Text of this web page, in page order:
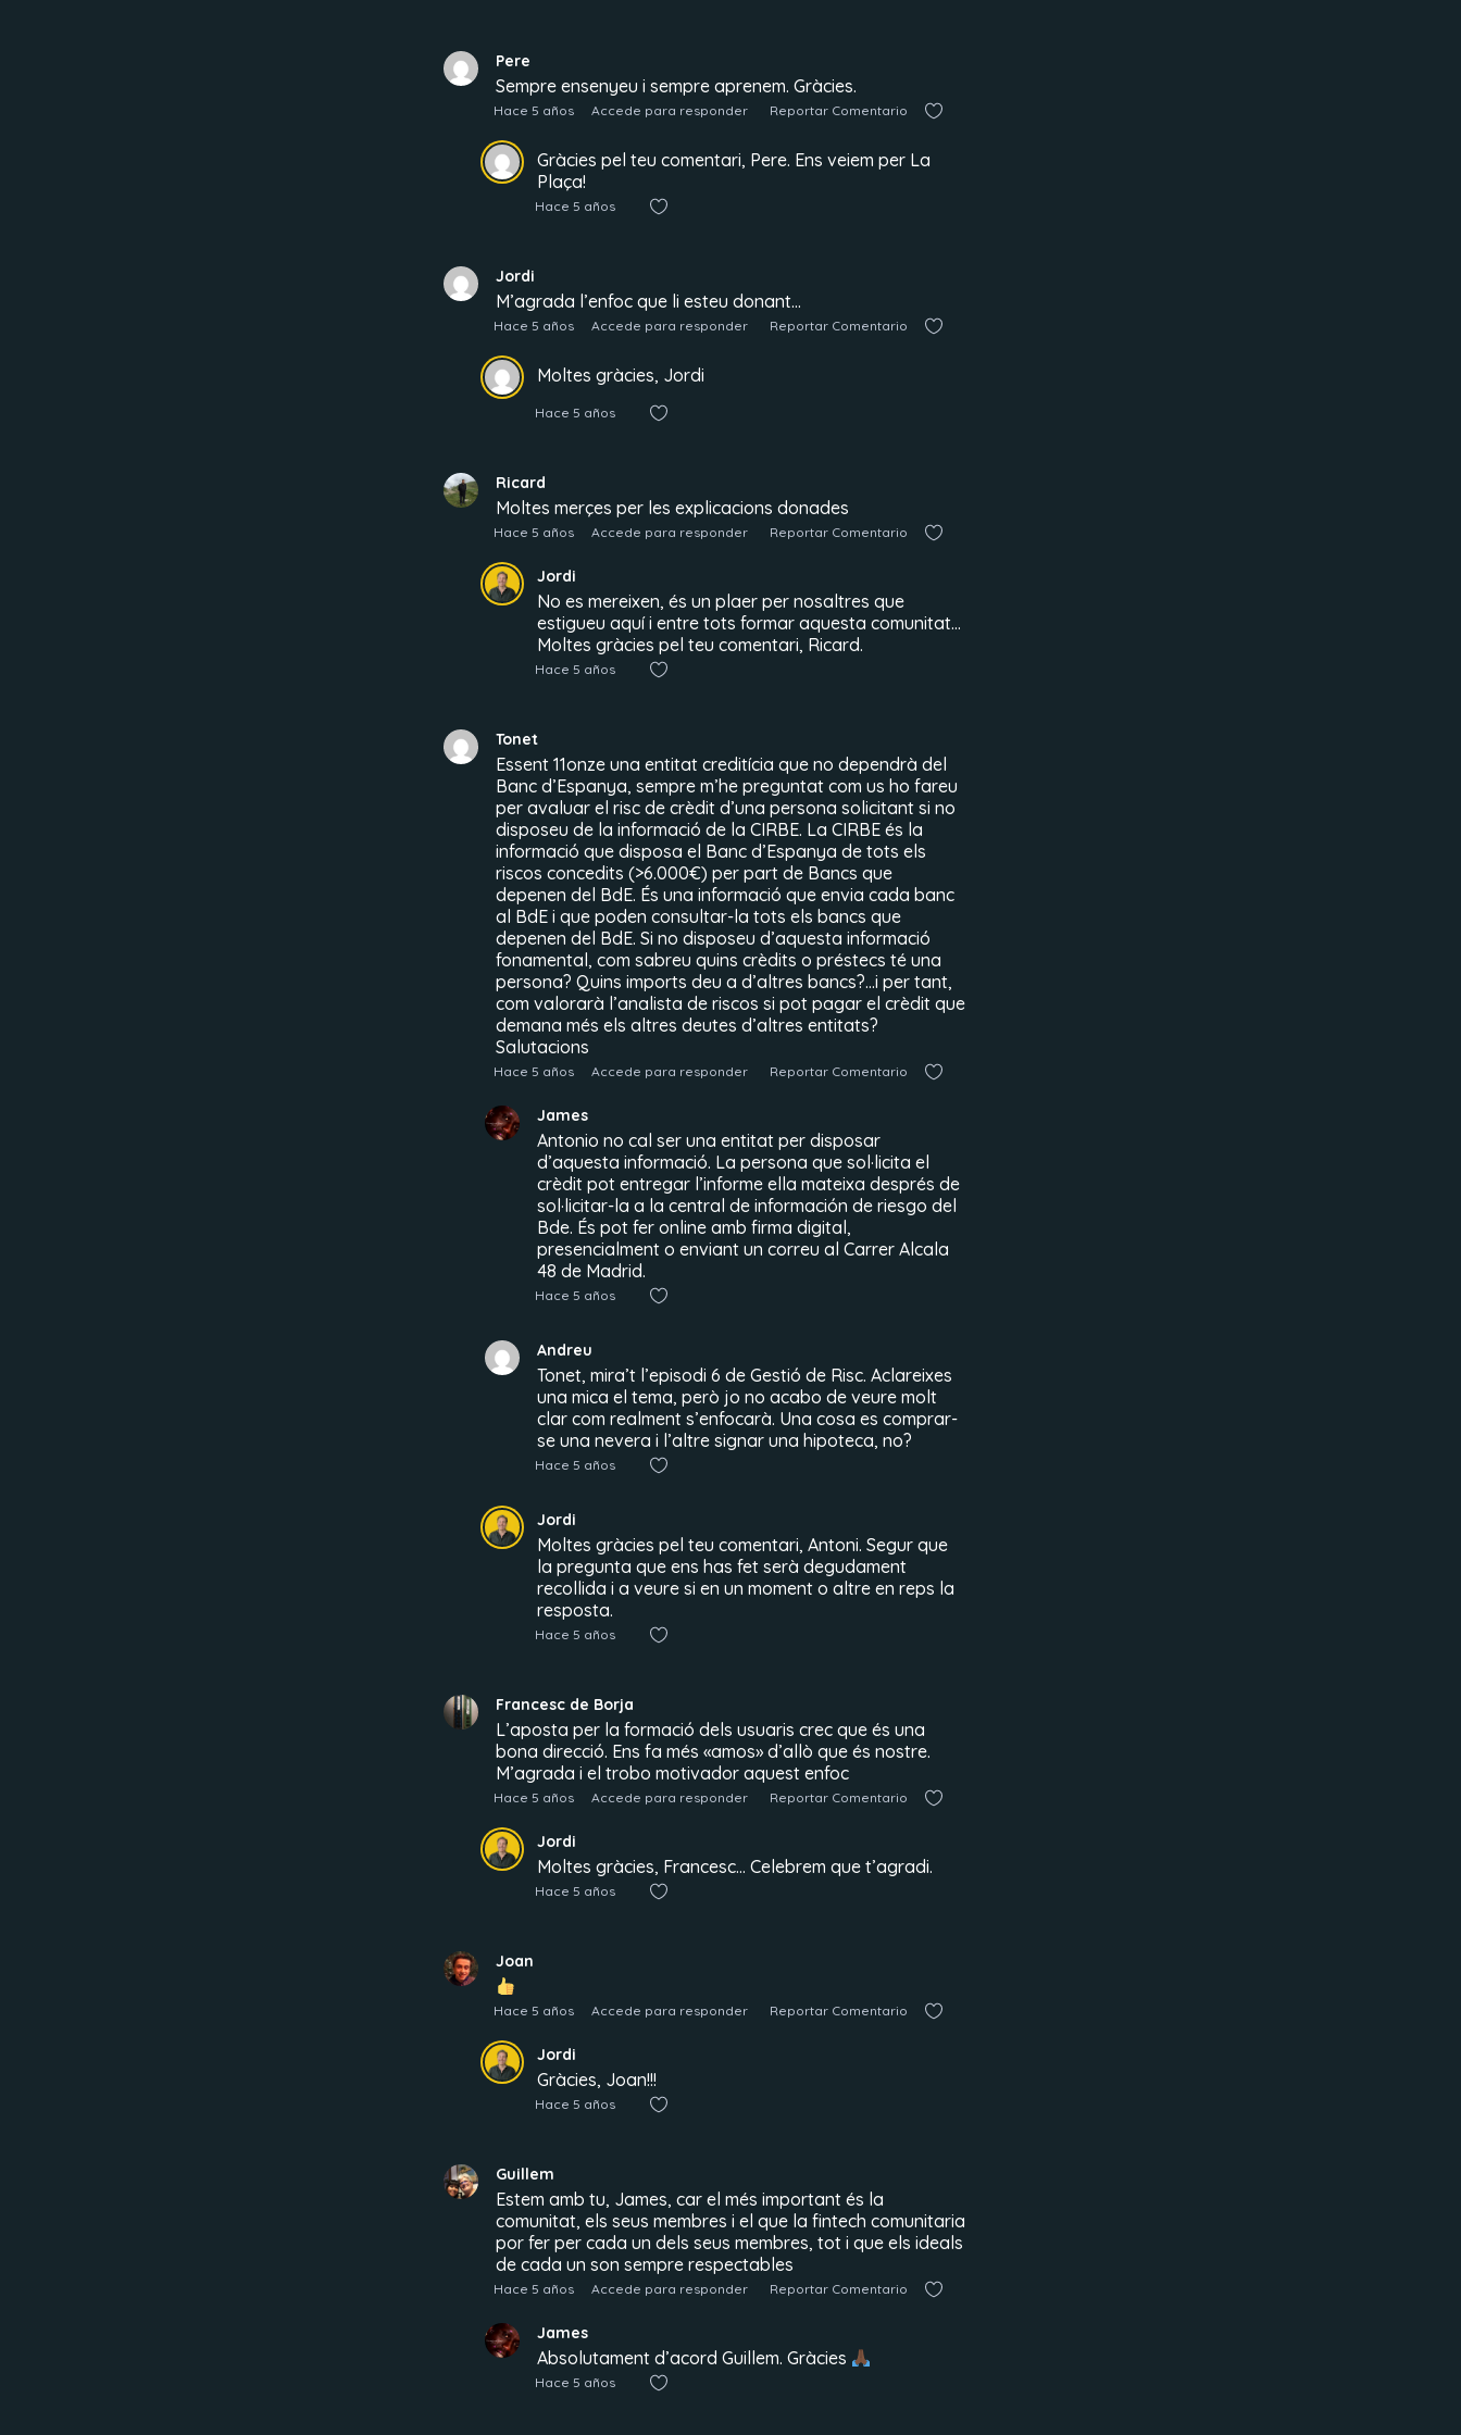
Pere
Sempre ensenyeu i sempre aprenem. Gràcies.
Hace 5 años Accede para responder Reportar Comentario
Gràcies pel teu comentari, Pere. Ens veiem per La
Plaça!
Hace 5 años
Jordi
M’agrada l’enfoc que li esteu donant…
Hace 5 años Accede para responder Reportar Comentario
Moltes gràcies, Jordi
Hace 5 años
Ricard
Moltes merçes per les explicacions donades
Hace 5 años Accede para responder Reportar Comentario
Jordi
No es mereixen, és un plaer per nosaltres que
estigueu aquí i entre tots formar aquesta comunitat…
Moltes gràcies pel teu comentari, Ricard.
Hace 5 años
Tonet
Essent 11onze una entitat creditícia que no dependrà del
Banc d’Espanya, sempre m’he preguntat com us ho fareu
per avaluar el risc de crèdit d’una persona solicitant si no
disposeu de la informació de la CIRBE. La CIRBE és la
informació que disposa el Banc d’Espanya de tots els
riscos concedits (>6.000€) per part de Bancs que
depenen del BdE. És una informació que envia cada banc
al BdE i que poden consultar-la tots els bancs que
depenen del BdE. Si no disposeu d’aquesta informació
fonamental, com sabreu quins crèdits o préstecs té una
persona? Quins imports deu a d’altres bancs?…i per tant,
com valorarà l’analista de riscos si pot pagar el crèdit que
demana més els altres deutes d’altres entitats?
Salutacions
Hace 5 años Accede para responder Reportar Comentario
James
Antonio no cal ser una entitat per disposar
d’aquesta informació. La persona que sol·licita el
crèdit pot entregar l’informe ella mateixa després de
sol·licitar-la a la central de información de riesgo del
Bde. És pot fer online amb firma digital,
presencialment o enviant un correu al Carrer Alcala
48 de Madrid.
Hace 5 años
Andreu
Tonet, mira’t l’episodi 6 de Gestió de Risc. Aclareixes
una mica el tema, però jo no acabo de veure molt
clar com realment s’enfocarà. Una cosa es comprar-
se una nevera i l’altre signar una hipoteca, no?
Hace 5 años
Jordi
Moltes gràcies pel teu comentari, Antoni. Segur que
la pregunta que ens has fet serà degudament
recollida i a veure si en un moment o altre en reps la
resposta.
Hace 5 años
Francesc de Borja
L’aposta per la formació dels usuaris crec que és una
bona direcció. Ens fa més «amos» d’allò que és nostre.
M’agrada i el trobo motivador aquest enfoc
Hace 5 años Accede para responder Reportar Comentario
Jordi
Moltes gràcies, Francesc… Celebrem que t’agradi.
Hace 5 años
Joan
Hace 5 años Accede para responder Reportar Comentario
Jordi
Gràcies, Joan!!!
Hace 5 años
Guillem
Estem amb tu, James, car el més important és la
comunitat, els seus membres i el que la fintech comunitaria
por fer per cada un dels seus membres, tot i que els ideals
de cada un son sempre respectables
Hace 5 años Accede para responder Reportar Comentario
James
Absolutament d’acord Guillem. Gràcies
Hace 5 años